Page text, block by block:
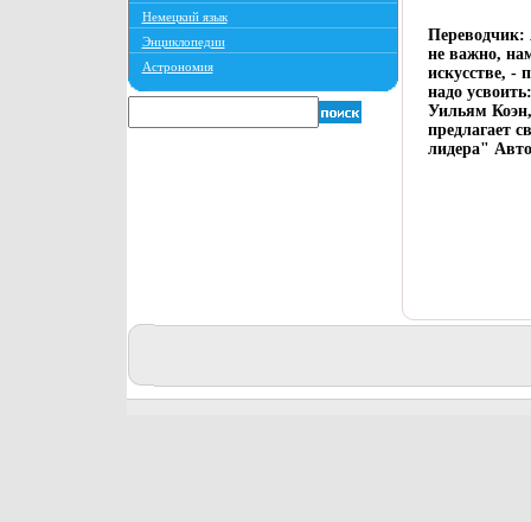
Немецкий язык
Энциклопедии
Астрономия
Переводчик:
не важно,
искусстве, -
надо
Уильям
предлагает
лидера"